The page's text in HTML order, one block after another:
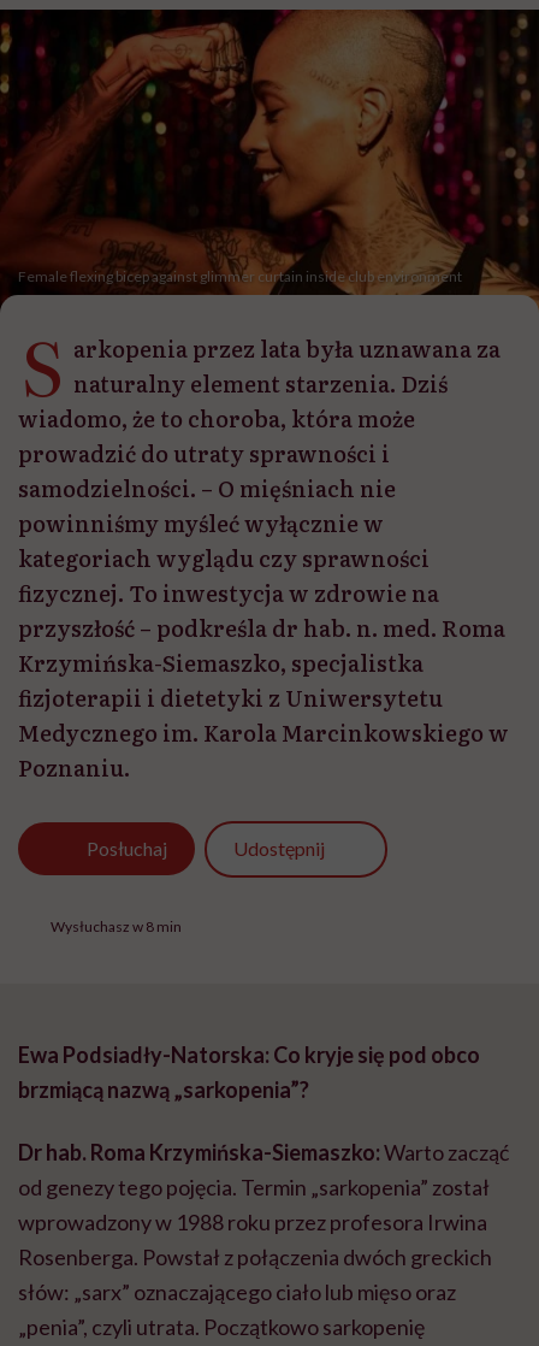
Female flexing bicep against glimmer curtain inside club environment
S arkopenia przez lata była uznawana za
naturalny element starzenia. Dziś
wiadomo, że to choroba, która może
prowadzić do utraty sprawności i
samodzielności. – O mięśniach nie
powinniśmy myśleć wyłącznie w
kategoriach wyglądu czy sprawności
fizycznej. To inwestycja w zdrowie na
przyszłość – podkreśla dr hab. n. med. Roma
Krzymińska-Siemaszko, specjalistka
fizjoterapii i dietetyki z Uniwersytetu
Medycznego im. Karola Marcinkowskiego w
Poznaniu.
Posłuchaj Udostępnij
Wysłuchasz w 8 min
Ewa Podsiadły-Natorska: Co kryje się pod obco
brzmiącą nazwą „sarkopenia”?
Dr hab. Roma Krzymińska-Siemaszko:Warto zacząć
od genezy tego pojęcia. Termin „sarkopenia” został
wprowadzony w 1988 roku przez profesora Irwina
Rosenberga. Powstał z połączenia dwóch greckich
słów: „sarx” oznaczającego ciało lub mięso oraz
„penia”, czyli utrata. Początkowo sarkopenię